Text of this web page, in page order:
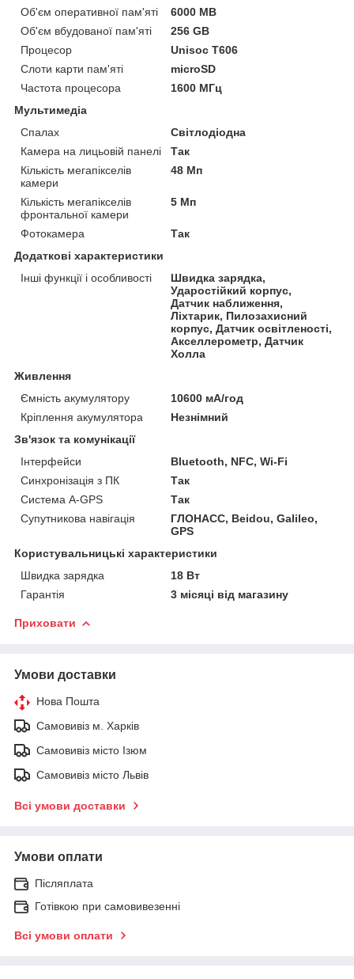
Об'єм оперативної пам'яті
6000 MB
Об'єм вбудованої пам'яті
256 GB
Процесор
Unisoc T606
Слоти карти пам'яті
microSD
Частота процесора
1600 МГц
Мультимедіа
Спалах
Світлодіодна
Камера на лицьовій панелі
Так
Кількість мегапікселів
камери
48 Мп
Кількість мегапікселів
фронтальної камери
5 Мп
Фотокамера
Так
Додаткові характеристики
Інші функції і особливості
Швидка зарядка,
Ударостійкий корпус,
Датчик наближення,
Ліхтарик, Пилозахисний
корпус, Датчик освітленості,
Акселлерометр, Датчик
Холла
Живлення
Ємність акумулятору
10600 мА/год
Кріплення акумулятора
Незнімний
Зв'язок та комунікації
Інтерфейси
Bluetooth, NFC, Wi-Fi
Синхронізація з ПК
Так
Система A-GPS
Так
Супутникова навігація
ГЛОНАСС, Beidou, Galileo,
GPS
Користувальницькі характеристики
Швидка зарядка
18 Вт
Гарантія
3 місяці від магазину
Приховати
Умови доставки
Нова Пошта
Самовивіз м. Харків
Самовивіз місто Ізюм
Самовивіз місто Львів
Всі умови доставки
Умови оплати
Післяплата
Готівкою при самовивезенні
Всі умови оплати